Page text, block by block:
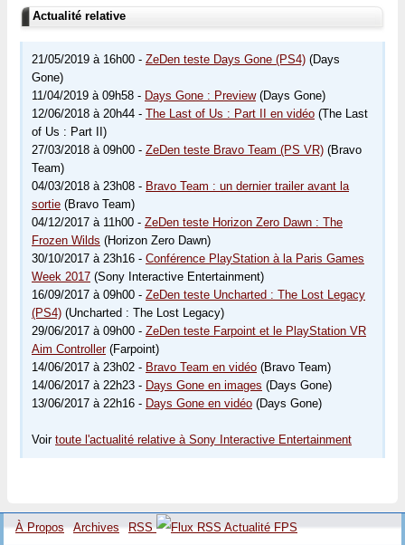
Actualité relative
21/05/2019 à 16h00 - ZeDen teste Days Gone (PS4) (Days
Gone)
11/04/2019 à 09h58 - Days Gone : Preview(Days Gone)
12/06/2018 à 20h44 - The Last of Us : Part II en vidéo (The Last
of Us : Part II)
27/03/2018 à 09h00 - ZeDen teste Bravo Team (PS VR) (Bravo
Team)
04/03/2018 à 23h08 - Bravo Team : un dernier trailer avant la
sortie (Bravo Team)
04/12/2017 à 11h00 - ZeDen teste Horizon Zero Dawn : The
Frozen Wilds (Horizon Zero Dawn)
30/10/2017 à 23h16 - Conférence PlayStation à la Paris Games
Week 2017 (Sony Interactive Entertainment)
16/09/2017 à 09h00 - ZeDen teste Uncharted : The Lost Legacy
(PS4) (Uncharted : The Lost Legacy)
29/06/2017 à 09h00 - ZeDen teste Farpoint et le PlayStation VR
Aim Controller(Farpoint)
14/06/2017 à 23h02 - Bravo Team en vidéo (Bravo Team)
14/06/2017 à 22h23 - Days Gone en images (Days Gone)
13/06/2017 à 22h16 - Days Gone en vidéo (Days Gone)
Voir toute l'actualité relative à Sony Interactive Entertainment
À Propos Archives RSS